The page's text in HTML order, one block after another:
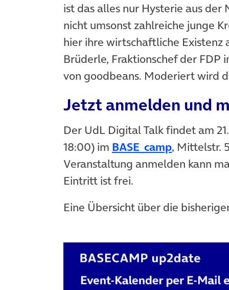
ist das alles nur Hysterie aus der
nicht umsonst zahlreiche junge
hier ihre wirtschaftliche Existenz
Brüderle, Fraktionschef der FDP
von goodbeans. Moderiert wird
Jetzt anmelden und
Der UdL Digital Talk findet am
18:00) im BASE_camp(öffnet in
, Mittelstr.
Veranstaltung anmelden kann
Eintritt ist frei.
Eine Übersicht über die